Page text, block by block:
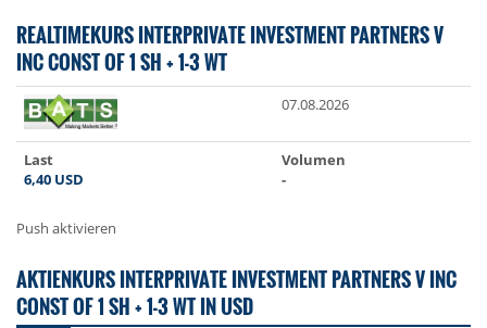
REALTIMEKURS INTERPRIVATE INVESTMENT PARTNERS V
INC CONST OF 1 SH + 1-3 WT
07.08.2026
Last
6,40 USD
Volumen
-
Push aktivieren
AKTIENKURS INTERPRIVATE INVESTMENT PARTNERS V INC
CONST OF 1 SH + 1-3 WT IN USD